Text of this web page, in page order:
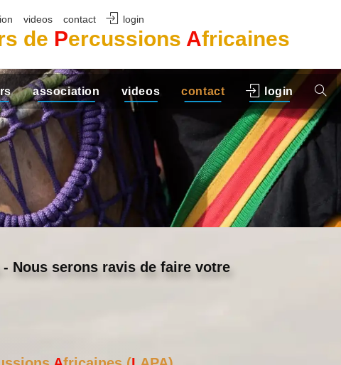
videos contact login
de Percussions Africaines
association videos contact login
Nous serons ravis de faire votre